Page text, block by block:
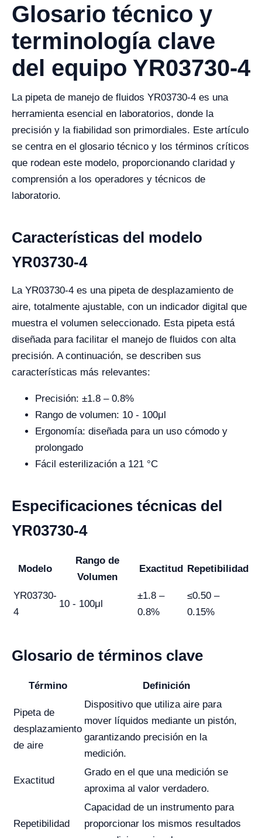
Glosario técnico y
terminología clave
del equipo YR03730-4
La pipeta de manejo de fluidos YR03730-4 es una
herramienta esencial en laboratorios, donde la
precisión y la fiabilidad son primordiales. Este artículo
se centra en el glosario técnico y los términos críticos
que rodean este modelo, proporcionando claridad y
comprensión a los operadores y técnicos de
laboratorio.
Características del modelo
YR03730-4
La YR03730-4 es una pipeta de desplazamiento de
aire, totalmente ajustable, con un indicador digital que
muestra el volumen seleccionado. Esta pipeta está
diseñada para facilitar el manejo de fluidos con alta
precisión. A continuación, se describen sus
características más relevantes:
Precisión: ±1.8 – 0.8%
Rango de volumen: 10 - 100μl
Ergonomía: diseñada para un uso cómodo y
prolongado
Fácil esterilización a 121 °C
Especificaciones técnicas del
YR03730-4
Modelo
Rango de
Volumen
Exactitud Repetibilidad
YR03730-
4
10 - 100μl
±1.8 –
0.8%
≤0.50 –
0.15%
Glosario de términos clave
Término Definición
Pipeta de
desplazamiento
de aire
Dispositivo que utiliza aire para
mover líquidos mediante un pistón,
garantizando precisión en la
medición.
Exactitud
Grado en el que una medición se
aproxima al valor verdadero.
Repetibilidad
Capacidad de un instrumento para
proporcionar los mismos resultados